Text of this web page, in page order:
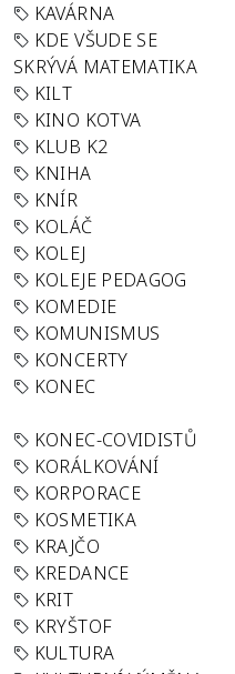
KAVÁRNA
KDE VŠUDE SE
SKRÝVÁ MATEMATIKA
KILT
KINO KOTVA
KLUB K2
KNIHA
KNÍR
KOLÁČ
KOLEJ
KOLEJE PEDAGOG
KOMEDIE
KOMUNISMUS
KONCERTY
KONEC
KONEC-COVIDISTŮ
KORÁLKOVÁNÍ
KORPORACE
KOSMETIKA
KRAJČO
KREDANCE
KRIT
KRYŠTOF
KULTURA